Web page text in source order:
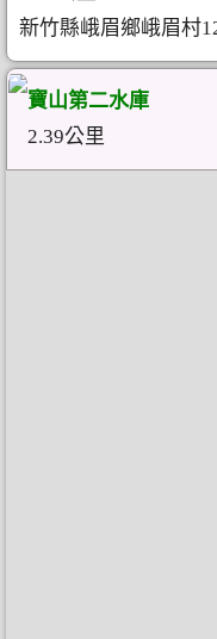
新竹縣峨眉鄉峨眉村
寶山第二水庫
2.39公里